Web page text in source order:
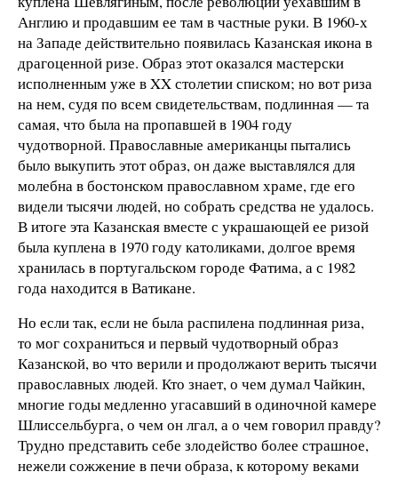
Англию и продавшим ее там в частные руки. В 1960-х
на Западе действительно появилась Казанская икона в
драгоценной ризе. Образ этот оказался мастерски
исполненным уже в XX столетии списком; но вот риза
на нем, судя по всем свидетельствам, подлинная — та
самая, что была на пропавшей в 1904 году
чудотворной. Православные американцы пытались
было выкупить этот образ, он даже выставлялся для
молебна в бостонском православном храме, где его
видели тысячи людей, но собрать средства не удалось.
В итоге эта Казанская вместе с украшающей ее ризой
была куплена в 1970 году католиками, долгое время
хранилась в португальском городе Фатима, а с 1982
года находится в Ватикане.
Но если так, если не была распилена подлинная риза,
то мог сохраниться и первый чудотворный образ
Казанской, во что верили и продолжают верить тысячи
православных людей. Кто знает, о чем думал Чайкин,
многие годы медленно угасавший в одиночной камере
Шлиссельбурга, о чем он лгал, а о чем говорил правду?
Трудно представить себе злодейство более страшное,
нежели сожжение в печи образа, к которому веками